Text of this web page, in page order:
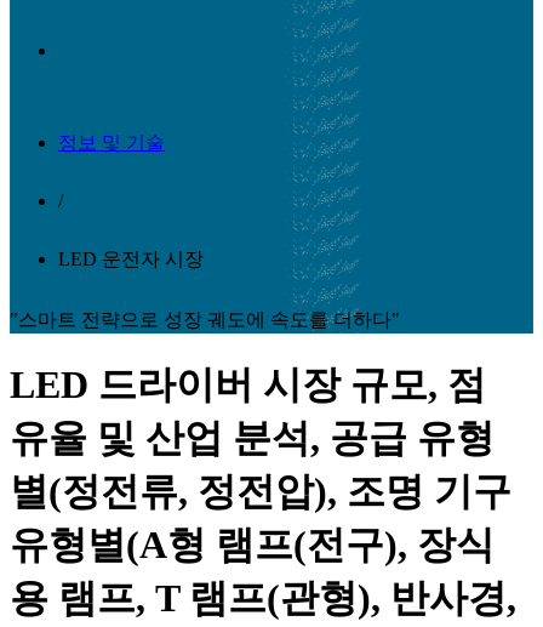
정보 및 기술
/
LED 운전자 시장
"스마트 전략으로 성장 궤도에 속도를 더하다"
LED 드라이버 시장 규모, 점
유율 및 산업 분석, 공급 유형
별(정전류, 정전압), 조명 기구
유형별(A형 램프(전구), 장식
용 램프, T 램프(관형), 반사경,